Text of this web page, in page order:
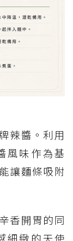
辣醬。利用
風味作為基
讓麵條吸附
香開胃的同